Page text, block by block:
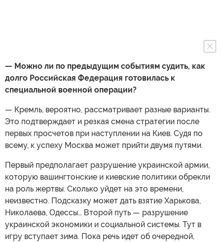
— Можно ли по предыдущим событиям судить, как
долго Российская Федерация готовилась к
специальной военной операции?
— Кремль, вероятно, рассматривает разные варианты.
Это подтверждает и резкая смена стратегии после
первых просчетов при наступлении на Киев. Судя по
всему, к успеху Москва может прийти двумя путями.
Первый предполагает разрушение украинской армии,
которую вашингтонские и киевские политики обрекли
на роль жертвы. Сколько уйдет на это времени,
неизвестно. Подсказку может дать взятие Харькова,
Николаева, Одессы… Второй путь — разрушение
украинской экономики и социальной системы. Тут в
игру вступает зима. Пока речь идет об очередной,